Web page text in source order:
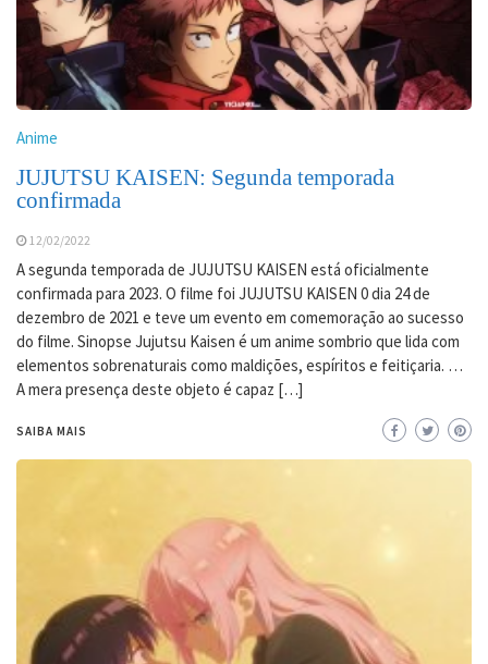
Anime
JUJUTSU KAISEN: Segunda temporada
confirmada
12/02/2022
A segunda temporada de JUJUTSU KAISEN está oficialmente
confirmada para 2023. O filme foi JUJUTSU KAISEN 0 dia 24 de
dezembro de 2021 e teve um evento em comemoração ao sucesso
do filme. Sinopse Jujutsu Kaisen é um anime sombrio que lida com
elementos sobrenaturais como maldições, espíritos e feitiçaria. …
A mera presença deste objeto é capaz […]
SAIBA MAIS